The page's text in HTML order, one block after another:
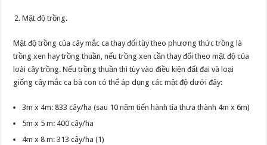
Mật độ trồng.
Mật độ trồng của cây mắc ca thay đổi tùy theo phương thức trồng là
trồng xen hay trồng thuần, nếu trồng xen cần thay đổi theo mật độ của
loài cây trồng. Nếu trồng thuần thì tùy vào điều kiện đất đai và loại
giống cây mắc ca bà con có thể áp dụng các mật độ dưới đây:
3m x 4m: 833 cây/ha (sau 10 năm tiến hành tỉa thưa thành 4m x 6m)
5m x 5 m: 400 cây/ha
4m x 8 m: 313 cây/ha (1)